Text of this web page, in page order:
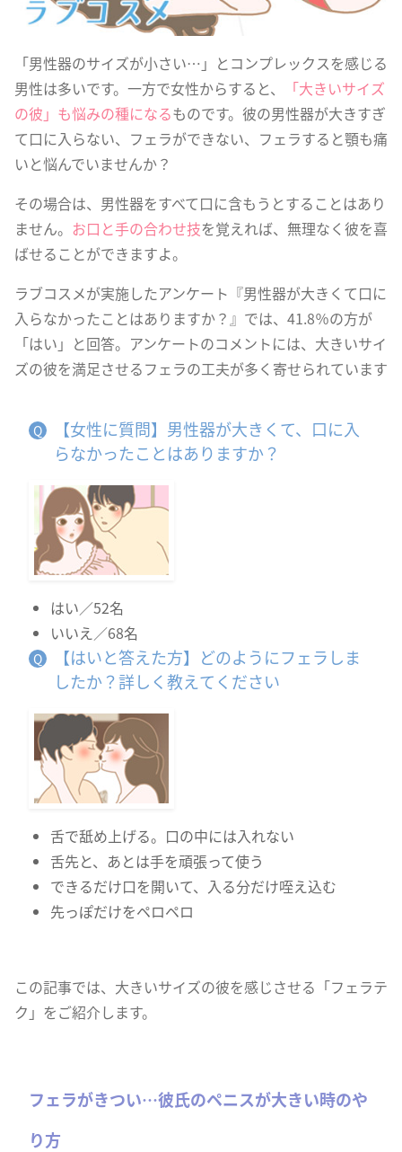
「男性器のサイズが小さい…」とコンプレックスを感じる
男性は多いです。一方で女性からすると、
「大きいサイズ
の彼」も悩みの種になるものです。彼の男性器が大きすぎ
て口に入らない、フェラができない、フェラすると顎も痛
いと悩んでいませんか？
その場合は、男性器をすべて口に含もうとすることはあり
ません。 お口と手の合わせ技を覚えれば、無理なく彼を喜
ばせることができますよ。
ラブコスメが実施したアンケート『男性器が大きくて口に
入らなかったことはありますか？』では、41.8％の方が
「はい」と回答。アンケートのコメントには、大きいサイ
ズの彼を満足させるフェラの工夫が多く寄せられています
【女性に質問】男性器が大きくて、口に入
らなかったことはありますか？
はい／52名
いいえ／68名
【はいと答えた方】どのようにフェラしま
したか？詳しく教えてください
舌で舐め上げる。口の中には入れない
舌先と、あとは手を頑張って使う
できるだけ口を開いて、入る分だけ咥え込む
先っぽだけをペロペロ
この記事では、大きいサイズの彼を感じさせる「フェラテ
ク」をご紹介します。
フェラがきつい…彼氏のペニスが大きい時のや
り方